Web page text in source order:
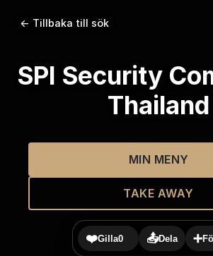
← Tillbaka till sök
SPI Security
Thailand
MIN MENY
TAKE AWAY
❤️Gilla0 📤Dela ➕